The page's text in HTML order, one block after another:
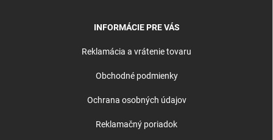
INFORMÁCIE PRE VÁS
Reklamácia a vrátenie tovaru
Obchodné podmienky
Ochrana osobných údajov
Reklamačný poriadok